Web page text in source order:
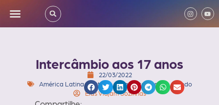
Intercâmbio aos 17 anos
22/03/2022
América Latina,Destinos,Dicas,Intercâmbio,Mundo
Elas Viajam Sozinhas